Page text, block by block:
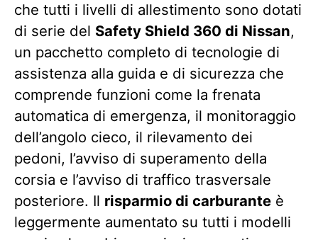
che tutti i livelli di allestimento sono dotati
di serie del Safety Shield 360 di Nissan,
un pacchetto completo di tecnologie di
assistenza alla guida e di sicurezza che
comprende funzioni come la frenata
automatica di emergenza, il monitoraggio
dell’angolo cieco, il rilevamento dei
pedoni, l’avviso di superamento della
corsia e l’avviso di traffico trasversale
posteriore. Il risparmio di carburante è
leggermente aumentato su tutti i modelli